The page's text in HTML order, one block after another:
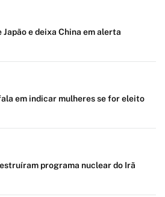
e deixa China em alerta
em indicar mulheres se for eleito
programa nuclear do Irã